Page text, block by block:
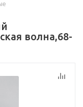
волна,68-